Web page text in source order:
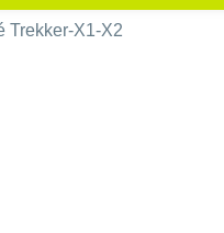
Trekker-X1-X2